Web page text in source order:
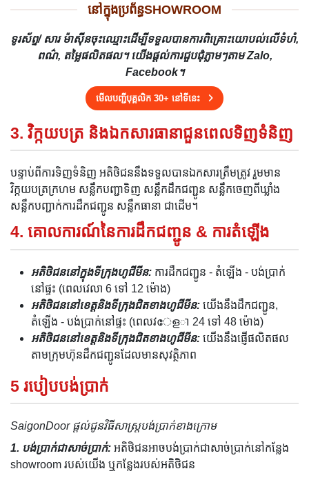
នៅក្នុងប្រព័ន្ធSHOWROOM
ទូរស័ព្ទ/ សារ ម៉ាស៊ីនចុះឈ្មោះដើម្បីទទួលបានការពិគ្រោះយោបល់លើទំហំ,
ពណ៌, តម្លៃផលិតផល។ យើងផ្តល់ការជួបជុំភ្លាមៗតាម Zalo,
Facebook។
មើលបញ្ជីបុគ្គលិក 30+ នៅទីនេះ
3. វិក្កយបត្រ និងឯកសារធានាជួនពេលទិញទំនិញ
បន្ទាប់ពីការទិញទំនិញ អតិថិជននឹងទទួលបានឯកសារត្រឹមត្រូវ រួមមាន
វិក្កយបត្រក្រហម សន្លឹកបញ្ជាទិញ សន្លឹកដឹកជញ្ជូន សន្លឹកចេញពីឃ្លាំង
សន្លឹកបញ្ជាក់ការដឹកជញ្ជូន សន្លឹកធានា ជាដើម។
4. គោលការណ៍នៃការដឹកជញ្ជូន & ការតំឡើង
អតិថិជននៅក្នុងទីក្រុងហូជីមីន: ការដឹកជញ្ជូន - តំឡើង - បង់ប្រាក់
នៅផ្ទះ (ពេលវេលា 6 ទៅ 12 ម៉ោង)
អតិថិជននៅខេត្តនិងទីក្រុងជិតខាងហូជីមីន: យើងនឹងដឹកជញ្ជូន,
តំឡើង - បង់ប្រាក់នៅផ្ទះ (ពេលវേളា 24 ទៅ 48 ម៉ោង)
អតិថិជននៅខេត្តនិងទីក្រុងជិតខាងហូជីមីន: យើងនឹងផ្ញើផលិតផល
តាមក្រុមហ៊ុនដឹកជញ្ជូនដែលមានសុវត្ថិភាព
5 របៀបបង់ប្រាក់
SaigonDoor ផ្តល់ជូនវិធីសាស្ត្របង់ប្រាក់ខាងក្រោម
1. បង់ប្រាក់ជាសាច់ប្រាក់: អតិថិជនអាចបង់ប្រាក់ជាសាច់ប្រាក់នៅកន្លែង
showroom របស់យើង ឬកន្លែងរបស់អតិថិជន